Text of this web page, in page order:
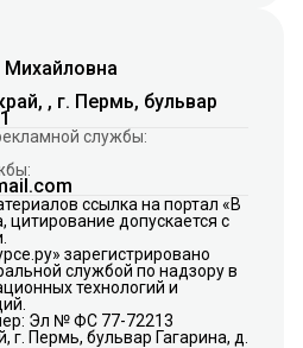
Михайловна
, г. Пермь, бульвар
службы:
ссылка на портал «В
цитирование допускается с
зарегистрировано
службой по надзору в
технологий и
Эл № ФС 77-72213
г. Пермь, бульвар Гагарина, д.